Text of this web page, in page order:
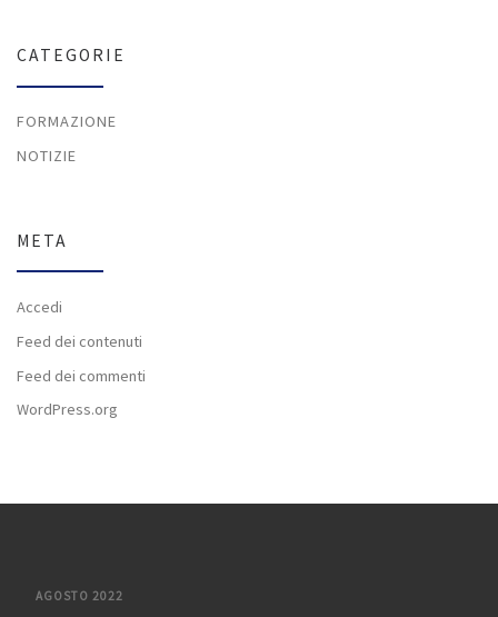
CATEGORIE
FORMAZIONE
NOTIZIE
META
Accedi
Feed dei contenuti
Feed dei commenti
WordPress.org
AGOSTO 2022